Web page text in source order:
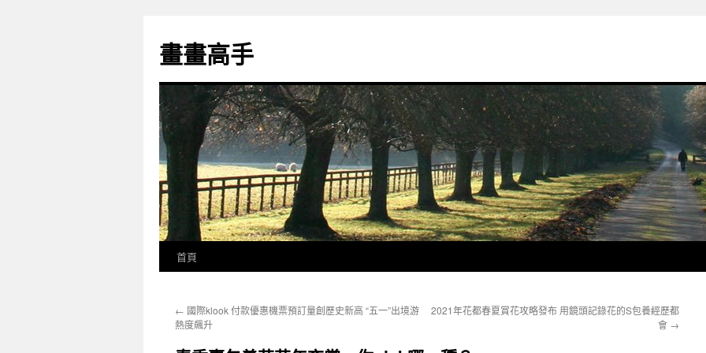
主
要
畫畫高手
首頁
← 國際klook 付款優惠機票預訂量創歷史新高 “五一”出境游
熱度飆升
2021年花都春夏賞花攻略發布 用鏡頭記錄花的S包養經歷都
會 →